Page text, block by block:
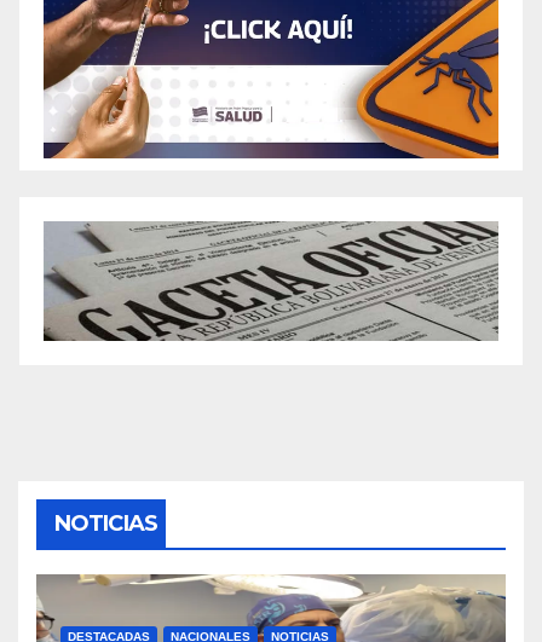
NOTICIAS
DESTACADAS NACIONALES NOTICIAS